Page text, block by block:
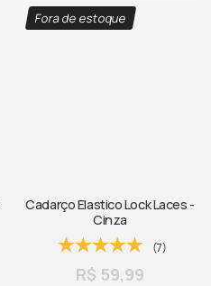
Fora de estoque
Cadarço Elastico Lock Laces -
Cinza
(7)
R$ 59,99